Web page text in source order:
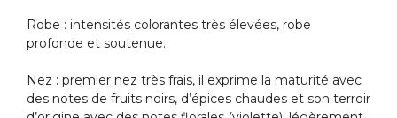
Robe : intensités colorantes très élevées, robe
profonde et soutenue.
Nez : premier nez très frais, il exprime la maturité avec
des notes de fruits noirs, d’épices chaudes et son terroir